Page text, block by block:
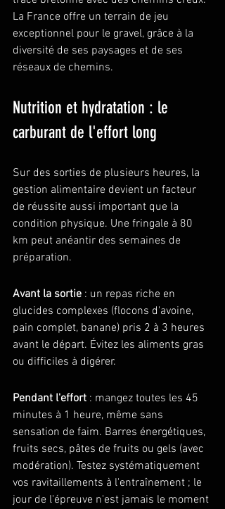
La France offre un terrain de jeu
exceptionnel pour le gravel, grâce à la
diversité de ses paysages et de ses
réseaux de chemins.
Nutrition et hydratation : le
carburant de l'effort long
Sur des sorties de plusieurs heures, la
gestion alimentaire devient un facteur
de réussite aussi important que la
condition physique. Une fringale à 80
km peut anéantir des semaines de
préparation.
Avant la sortie : un repas riche en
glucides complexes (flocons d'avoine,
pain complet, banane) pris 2 à 3 heures
avant le départ. Évitez les aliments gras
ou difficiles à digérer.
Pendant l'effort : mangez toutes les 45
minutes à 1 heure, même sans
sensation de faim. Barres énergétiques,
fruits secs, pâtes de fruits ou gels (avec
modération). Testez systématiquement
vos ravitaillements à l'entraînement ; le
jour de l'épreuve n'est jamais le moment